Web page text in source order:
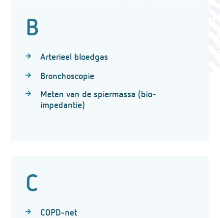
B
Arterieel bloedgas
Bronchoscopie
Meten van de spiermassa (bio-
impedantie)
C
COPD-net